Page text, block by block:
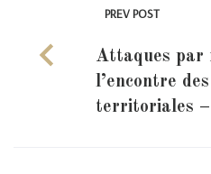
PREV POST
Attaques par
l’encontre
territoriales